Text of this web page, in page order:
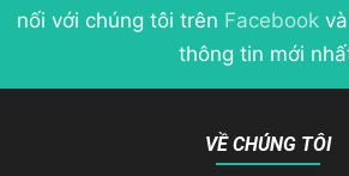
nối với chúng tôi trên Facebook và
thông tin mới
VỀ CHÚNG TÔI